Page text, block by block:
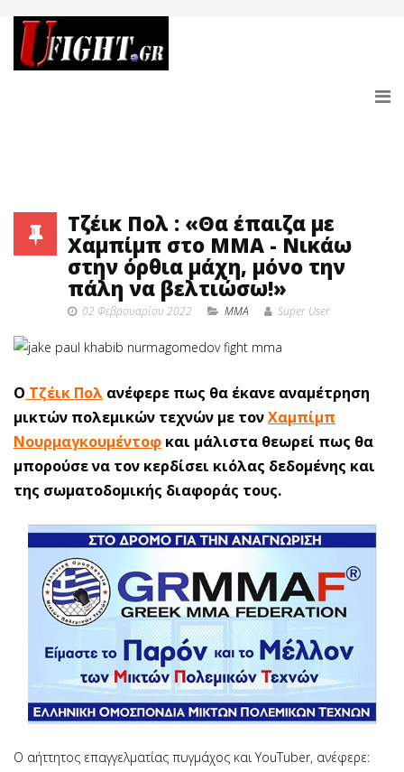
Τζέικ Πολ : «Θα έπαιζα με
Χαμπίμπ στο ΜΜΑ - Νικάω
στην όρθια μάχη, μόνο την
πάλη να βελτιώσω!»
02 Φεβρουαρίου 2022 MMA Super User
Ο Τζέικ Πολ ανέφερε πως θα έκανε αναμέτρηση
μικτών πολεμικών τεχνών με τονΧαμπίμπ
Νουρμαγκουμέντοφ και μάλιστα θεωρεί πως θα
μπορούσε να τον κερδίσει κιόλας δεδομένης και
της σωματοδομικής διαφοράς τους.
Ο αήττητος επαγγελματίας πυγμάχος και YouTuber, ανέφερε: